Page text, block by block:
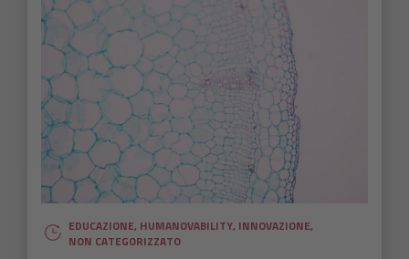
EDUCAZIONE, HUMANOVABILITY, INNOVAZIONE,
NON CATEGORIZZATO